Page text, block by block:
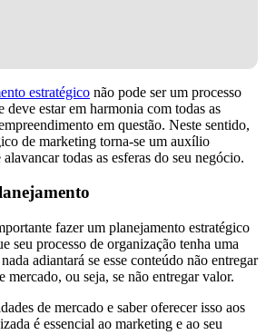
estratégico não pode ser um processo
estar em harmonia com todas as
em questão. Neste sentido,
de marketing torna-se um auxílio
todas as esferas do seu negócio.
fazer um planejamento estratégico
seu processo de organização tenha uma
adiantará se esse conteúdo não entregar
mercado, ou seja, se não entregar valor.
de mercado e saber oferecer isso aos
é essencial ao marketing e ao seu